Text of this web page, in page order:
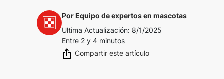
PorEquipo de expertos en mascotas
Ultima Actualización: 8/1/2025
Entre 2 y 4 minutos
Compartir este artículo